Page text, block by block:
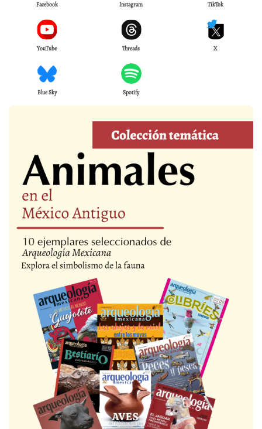
Facebook Instagram TikTok
YouTube Threads X
Blue Sky Spotify